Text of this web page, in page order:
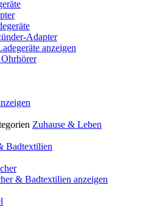
Adapter
anzeigen
Zuhause & Leben
Badtextilien
& Badtextilien anzeigen